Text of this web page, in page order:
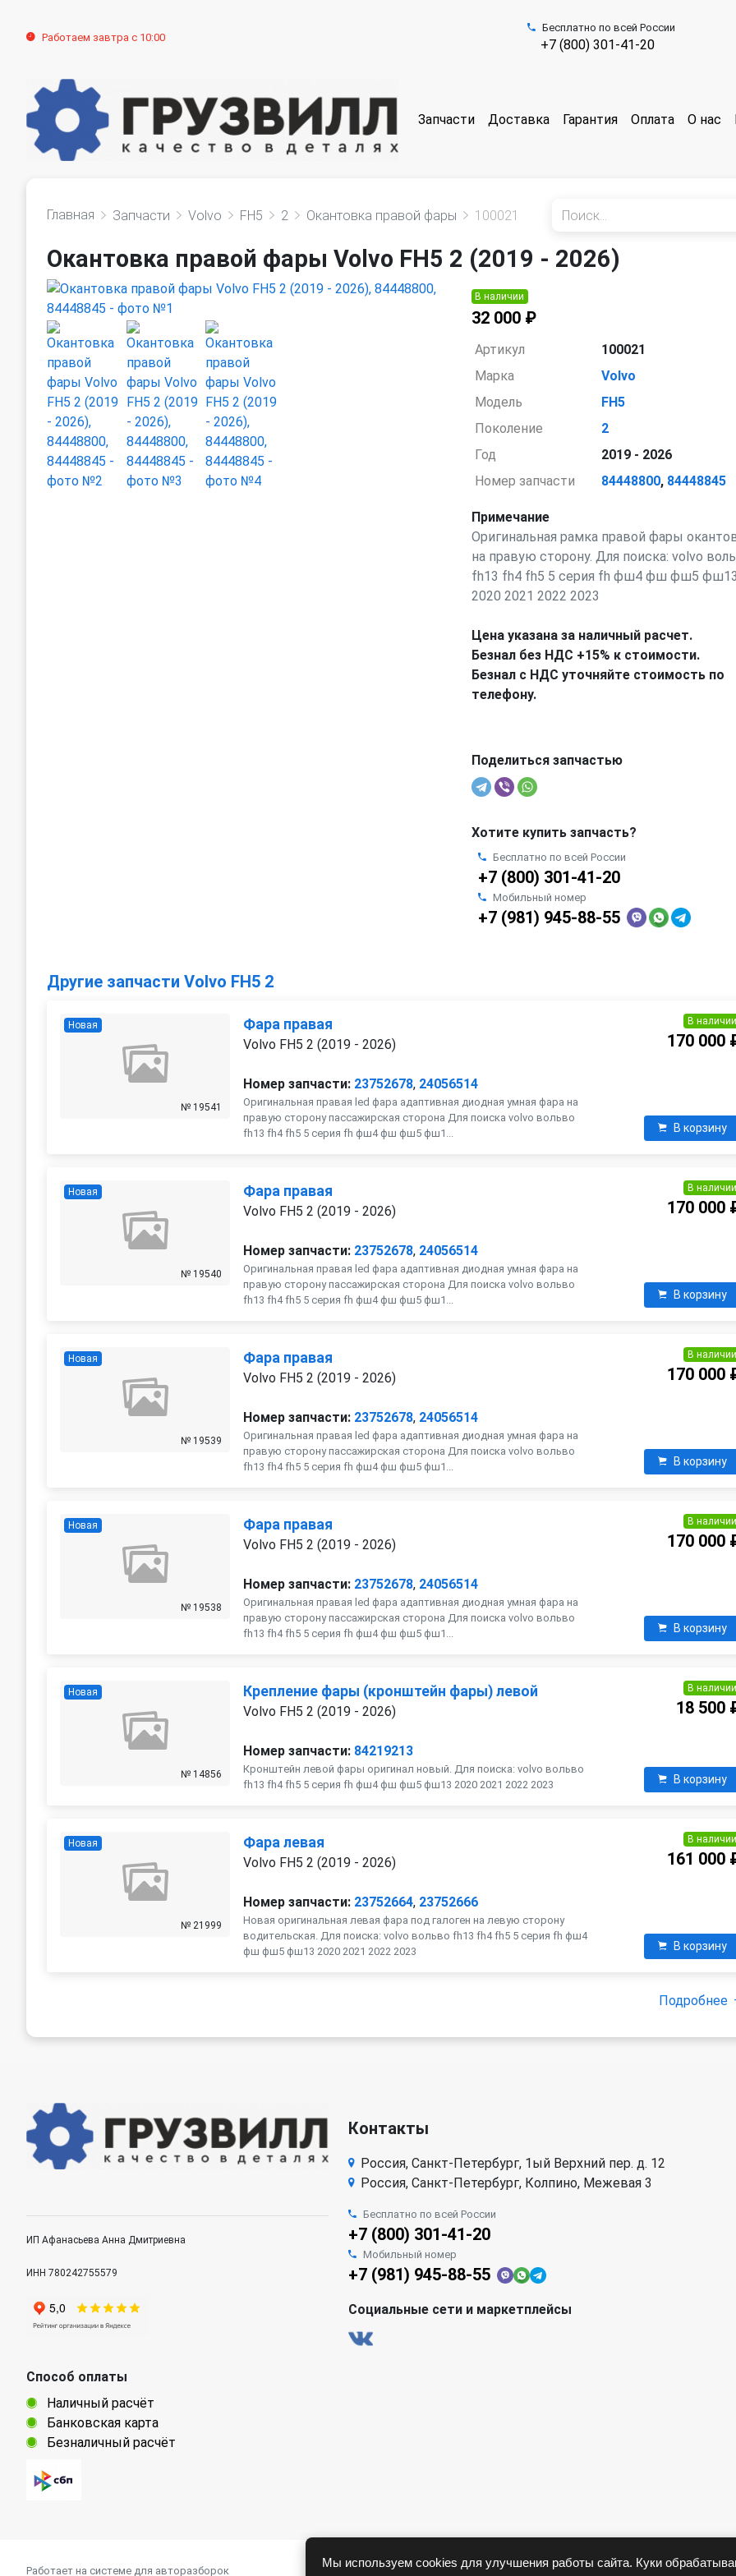
Работаем завтра с 10:00
Бесплатно по всей России
+7 (800) 301-41-20
Запчасти Доставка Гарантия Оплата О нас
Главная Запчасти Volvo FH5 2 Окантовка правой фары 100021
Окантовка правой фары Volvo FH5 2 (2019 - 2026)
В наличии
32 000 ₽
Артикул
100021
Марка
Volvo
Модель
FH5
Поколение
2
Год
2019 - 2026
Номер запчасти
84448800, 84448845
Примечание
Оригинальная рамка правой фары
на правую сторону. Для поиска: volvo
fh13 fh4 fh5 5 серия fh фш4 фш фш5 фш13
2020 2021 2022 2023
Цена указана за наличный расчет.
Безнал без НДС +15% к стоимости.
Безнал с НДС уточняйте стоимость по
телефону.
Поделиться запчастью
Хотите купить запчасть?
Бесплатно по всей России
+7 (800) 301-41-20
Мобильный номер
+7 (981) 945-88-55
Другие запчасти Volvo FH5 2
Новая
№ 19541
Фара правая
Volvo FH5 2 (2019 - 2026)
Номер запчасти: 23752678, 24056514
Оригинальная правая led фара адаптивная диодная умная фара на
правую сторону пассажирская сторона Для поиска volvo вольво
fh13 fh4 fh5 5 серия fh фш4 фш фш5 фш1...
В наличии
170 000
В корзину
Новая
№ 19540
Фара правая
Volvo FH5 2 (2019 - 2026)
Номер запчасти: 23752678, 24056514
Оригинальная правая led фара адаптивная диодная умная фара на
правую сторону пассажирская сторона Для поиска volvo вольво
fh13 fh4 fh5 5 серия fh фш4 фш фш5 фш1...
В наличии
170 000
В корзину
Новая
№ 19539
Фара правая
Volvo FH5 2 (2019 - 2026)
Номер запчасти: 23752678, 24056514
Оригинальная правая led фара адаптивная диодная умная фара на
правую сторону пассажирская сторона Для поиска volvo вольво
fh13 fh4 fh5 5 серия fh фш4 фш фш5 фш1...
В наличии
170 000
В корзину
Новая
№ 19538
Фара правая
Volvo FH5 2 (2019 - 2026)
Номер запчасти: 23752678, 24056514
Оригинальная правая led фара адаптивная диодная умная фара на
правую сторону пассажирская сторона Для поиска volvo вольво
fh13 fh4 fh5 5 серия fh фш4 фш фш5 фш1...
В наличии
170 000
В корзину
Новая
№ 14856
Крепление фары (кронштейн фары) левой
Volvo FH5 2 (2019 - 2026)
Номер запчасти: 84219213
Кронштейн левой фары оригинал новый. Для поиска: volvo вольво
fh13 fh4 fh5 5 серия fh фш4 фш фш5 фш13 2020 2021 2022 2023
В наличии
18 500
В корзину
Новая
№ 21999
Фара левая
Volvo FH5 2 (2019 - 2026)
Номер запчасти: 23752664, 23752666
Новая оригинальная левая фара под галоген на левую сторону
водительская. Для поиска: volvo вольво fh13 fh4 fh5 5 серия fh фш4
фш фш5 фш13 2020 2021 2022 2023
В наличии
161 000
В корзину
Подробнее
ИП Афанасьева Анна Дмитриевна
ИНН 780242755579
Способ оплаты
Наличный расчёт
Банковская карта
Безналичный расчёт
Контакты
Россия, Санкт-Петербург, 1ый Верхний пер. д. 12
Россия, Санкт-Петербург, Колпино, Межевая 3
Бесплатно по всей России
+7 (800) 301-41-20
Мобильный номер
+7 (981) 945-88-55
Социальные сети и маркетплейсы
Работает на системе для авторазборок
Мы используем cookies для улучшения работы сайта. Куки